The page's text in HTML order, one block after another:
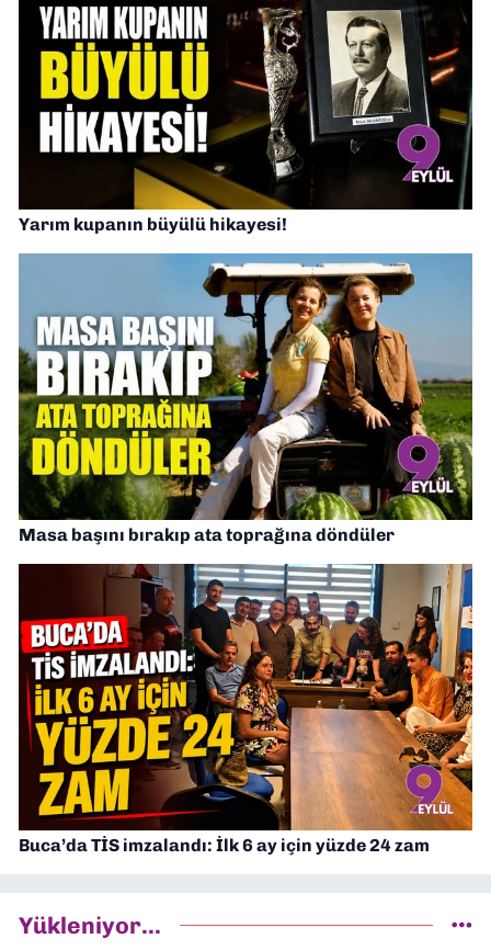
Yarım kupanın büyülü hikayesi!
Masa başını bırakıp ata toprağına döndüler
Buca’da TİS imzalandı: İlk 6 ay için yüzde 24 zam
Yükleniyor...